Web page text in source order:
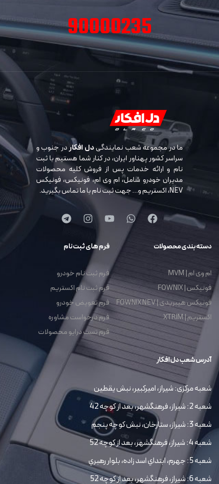
90000235
ما در مجموعه شعب نمایندگیدل افکاردر جنوب و
سراسر کشور پهناور ایران، در کنار شما هستیم با ثبت
نام و ارائه خدمات پس از فروش کلیه محصولات
مدیران خودرو شامل، ام وی ام، فونیکس، فونیکس
NEV، اکستریم و… جهت ثبت نام با ما تماس بگیرید.
دسته بندی محصولات
ام وی ام | MVM
فونیکس | FOWNIX
فونیکس هیبریدی | FOWNIX NEV
اکستریم | XTRIM
فرم های ثبت نام
فرم ثبت نام خودرو
فرم ثبت نام اکستریم
فرم تعویض خودرو
فرم درخواست مشاوره
فرم تست درایو محصولات
آدرس شعب دل افکار
شعبه مرکزی: شیراز، امیرکبیر، نبش یقطین
شعبه 2: شیراز، فرهنگشهر، بعد از کوچه 42
شعبه 3: شیراز، ستارخان، نبش کوچه پنجم
شعبه 4: شیراز، فرهنگشهر، بعد از کوچه 52
شعبه 5: جهرم، ابتداي اسد زاده، بلوار رهبري
شعبه 6: شیراز، فرهنگشهر، بعد از کوچه 52